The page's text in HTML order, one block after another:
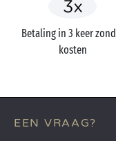
Betaling in 3 keer
kosten
EEN VRAAG?